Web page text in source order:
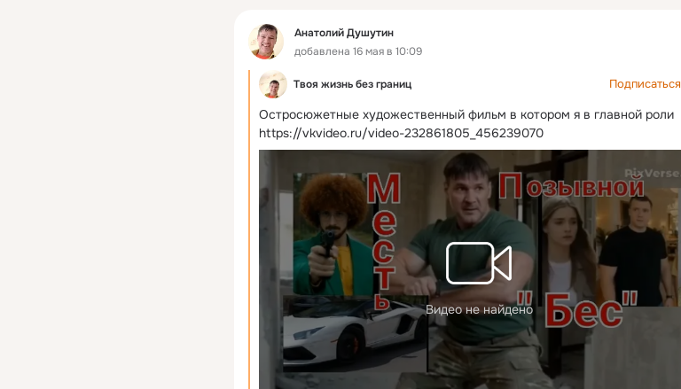
Анатолий Душутин
добавлена 16 мая в 10:09
Твоя жизнь без границ Подписаться
Остросюжетные художественный фильм в котором я в главной роли
https://vkvideo.ru/video-232861805_456239070
Видео не найдено